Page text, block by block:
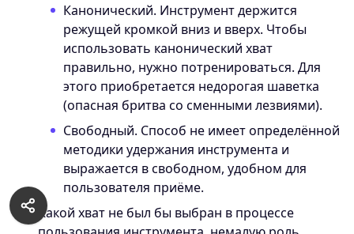
Канонический. Инструмент держится
режущей кромкой вниз и вверх. Чтобы
использовать канонический хват
правильно, нужно потренироваться. Для
этого приобретается недорогая шаветка
(опасная бритва со сменными лезвиями).
Свободный. Способ не имеет определённой
методики удержания инструмента и
выражается в свободном, удобном для
пользователя приёме.
Какой хват не был бы выбран в процессе